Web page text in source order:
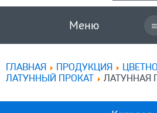
Меню ≡
ГЛАВНАЯ ПРОДУКЦИЯ
ЛАТУННЫЙ ПРОКАТ
ЛАТУННАЯ